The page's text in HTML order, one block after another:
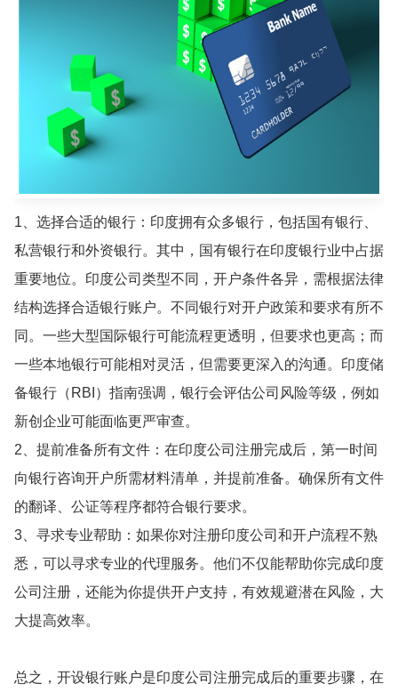
1、选择合适的银行：印度拥有众多银行，包括国有银行、
私营银行和外资银行。其中，国有银行在印度银行业中占据
重要地位。印度公司类型不同，开户条件各异，需根据法律
结构选择合适银行账户。不同银行对开户政策和要求有所不
同。一些大型国际银行可能流程更透明，但要求也更高；而
一些本地银行可能相对灵活，但需要更深入的沟通。印度储
备银行（RBI）指南强调，银行会评估公司风险等级，例如
新创企业可能面临更严审查。
2、提前准备所有文件：在印度公司注册完成后，第一时间
向银行咨询开户所需材料清单，并提前准备。确保所有文件
的翻译、公证等程序都符合银行要求。
3、寻求专业帮助：如果你对注册印度公司和开户流程不熟
悉，可以寻求专业的代理服务。他们不仅能帮助你完成印度
公司注册，还能为你提供开户支持，有效规避潜在风险，大
大提高效率。
总之，开设银行账户是印度公司注册完成后的重要步骤，在